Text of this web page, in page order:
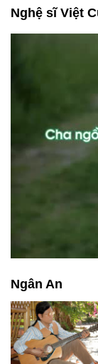
Nghệ sĩ Việt
Ngân An